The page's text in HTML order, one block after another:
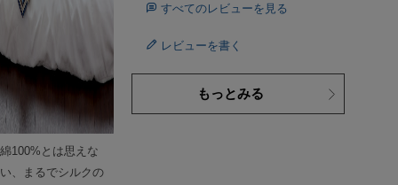
綿100%とは思えな
い、まるでシルクの
すべてのレビューを見る
レビューを書く
もっとみる